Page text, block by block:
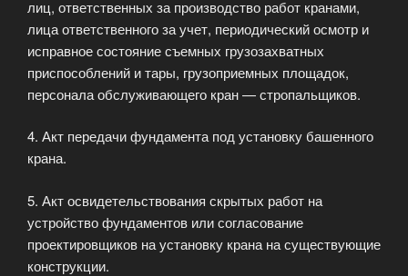
лиц, ответственных за производство работ кранами,
лица ответственного за учет, периодический осмотр и
исправное состояние съемных грузозахватных
приспособлений и тары, грузоприемных площадок,
персонала обслуживающего кран — стропальщиков.
4. Акт передачи фундамента под установку башенного
крана.
5. Акт освидетельствования скрытых работ на
устройство фундаментов или согласование
проектировщиков на установку крана на существующие
конструкции.